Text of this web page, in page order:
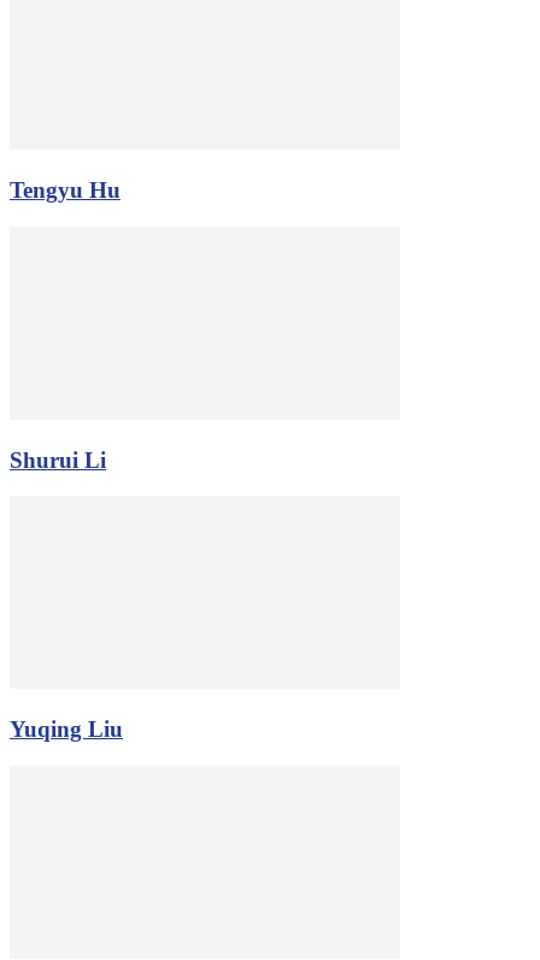
Tengyu Hu
Shurui Li
Yuqing Liu